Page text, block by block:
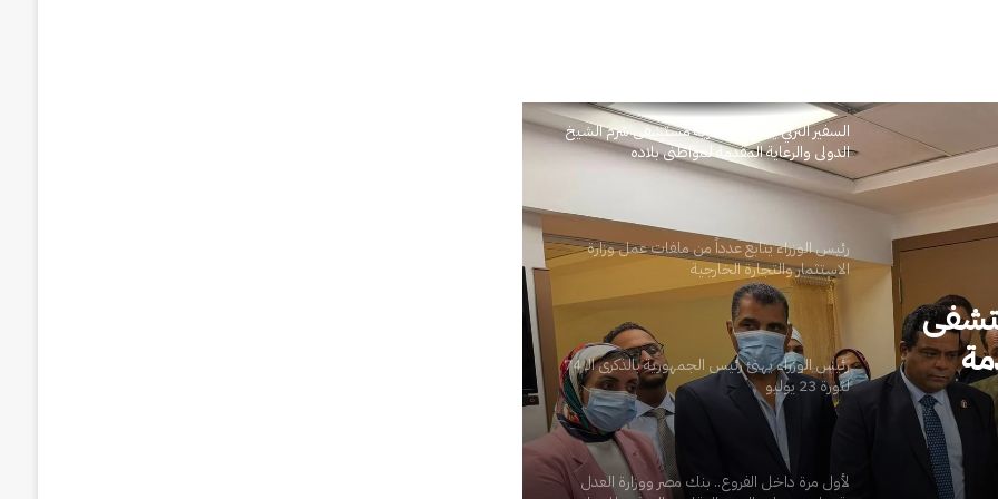
عمل
السفير التركي يشيد بجاهزية مستشفى شرم الشيخ
الدولي والرعاية المقدمة لمواطني بلاده
رئيس الوزراء يتابع عدداً من ملفات عمل وزارة
الاستثمار والتجارة الخارجية
رئيس الوزراء يهنئ رئيس الجمهورية بالذكرى الـ 74
لثورة 23 يوليو
لأول مرة داخل الفروع.. بنك مصر ووزارة العدل